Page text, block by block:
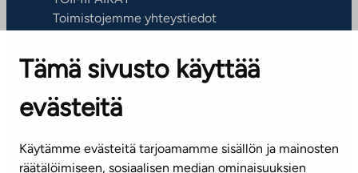
Tämä sivusto käyttää
evästeitä
Käytämme evästeitä tarjoamamme sisällön ja mainosten
räätälöimiseen, sosiaalisen median ominaisuuksien
Toimistojemme yhteystiedot
ASIAKASPALVELUKESKUS
Puh. 045 7734 3777
(arkisin klo 8-16)
info@ta.fi